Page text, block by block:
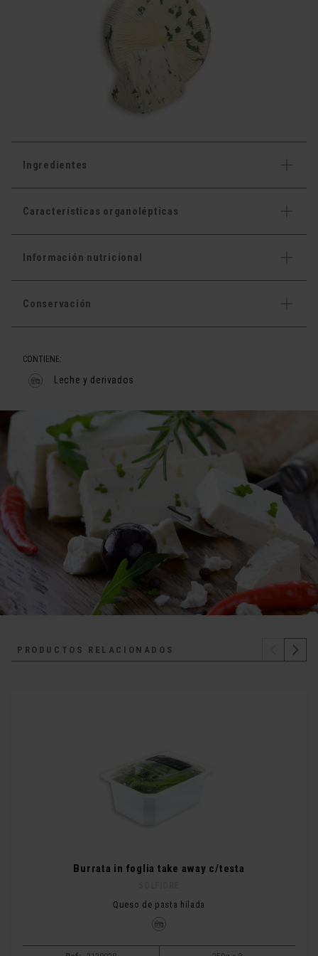
Ingredientes
Características organolépticas
Información nutricional
Conservación
CONTIENE:
Leche y derivados
PRODUCTOS RELACIONADOS
Burrata in foglia take away c/testa
Queso de pasta hilada